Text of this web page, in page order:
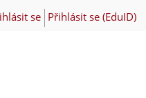
se Přihlásit se (EduID)